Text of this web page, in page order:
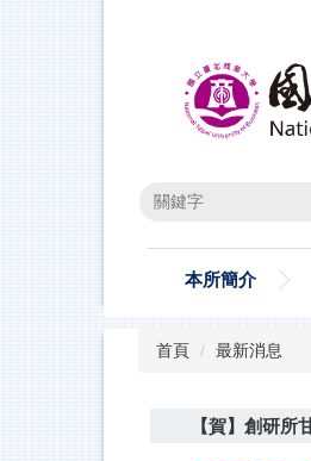
本所簡介
首頁 最新消息
【賀】創研